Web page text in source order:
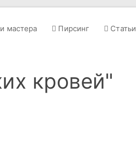
мастера Пирсинг Статьи
кровей"